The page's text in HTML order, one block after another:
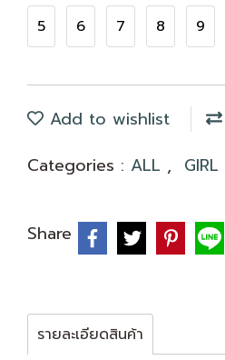
5 6 7 8 9
Add to wishlist
Categories : ALL , GIRL
Share
รายละเอียดสินค้า